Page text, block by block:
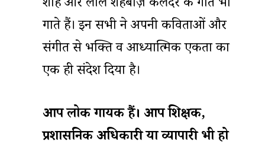
शाह और लाल शहबाज़ कलंदर के गीत भी
गाते हैं। इन सभी ने अपनी कविताओं और
संगीत से भक्ति व आध्यात्मिक एकता का
एक ही संदेश दिया है।
आपलोकगायकहैं। आपशिक्षक,
प्रशासनिकअधिकारीयाव्यापारी भीहो